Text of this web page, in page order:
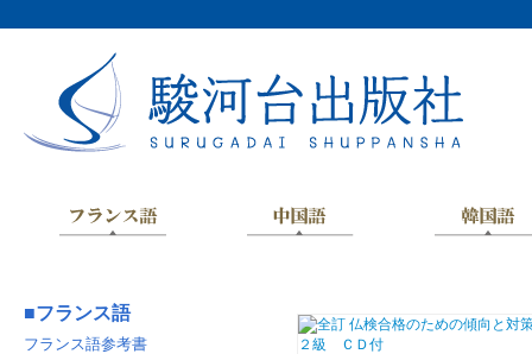
■フランス語
フランス語参考書